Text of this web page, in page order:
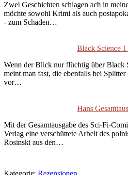
Zwei Geschichten schlagen ach in
möchte sowohl Krimi als auch
- zum Schaden…
Black Science
Wenn der Blick nur flüchtig über Black
meint man fast, die ebenfalls bei
vor…
Hans
Mit der Gesamtausgabe des Sci-Fi-
Verlag eine verschüttete Arbeit des
Rosinski aus den…